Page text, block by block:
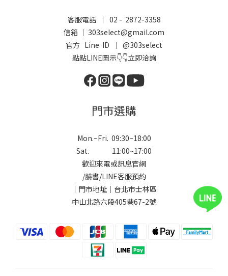
客服電話 ｜ 02 - 2872-3358
信箱 ｜ 303select@gmail.com
官方 Line ID ｜ @303select
點點LINE圖示👇👇立即洽詢
門市選購
Mon.~Fri. 09:30~18:00
Sat. 11:00~17:00
歡迎來電或訊息官網
/臉書/LINE客服預約
｜門市地址｜台北市士林區
中山北路六段405巷67-2號